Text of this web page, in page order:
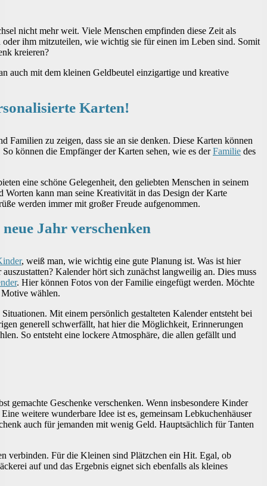
nicht mehr weit. Viele Menschen empfinden diese Zeit als
oder ihm mitzuteilen, wie wichtig sie für einen im Leben sind. Somit
kreieren?
auch mit dem kleinen Geldbeutel einzigartige und kreative
Karten!
Familien zu zeigen, dass sie an sie denken. Diese Karten können
können die Empfänger der Karten sehen, wie es derFamilie des
eine schöne Gelegenheit, den geliebten Menschen in seinem
kann man seine Kreativität in das Design der Karte
werden immer mit großer Freude aufgenommen.
Jahr verschenken
, weiß man, wie wichtig eine gute Planung ist. Was ist hier
Kalender hört sich zunächst langweilig an. Dies muss
. Hier können Fotos von der Familie eingefügt werden. Möchte
Motive wählen.
Mit einem persönlich gestalteten Kalender entsteht bei
generell schwerfällt, hat hier die Möglichkeit, Erinnerungen
So entsteht eine lockere Atmosphäre, die allen gefällt und
gemachte Geschenke verschenken. Wenn insbesondere Kinder
weitere wunderbare Idee ist es, gemeinsam Lebkuchenhäuser
auch für jemanden mit wenig Geld. Hauptsächlich für Tanten
verbinden. Für die Kleinen sind Plätzchen ein Hit. Egal, ob
auf und das Ergebnis eignet sich ebenfalls als kleines